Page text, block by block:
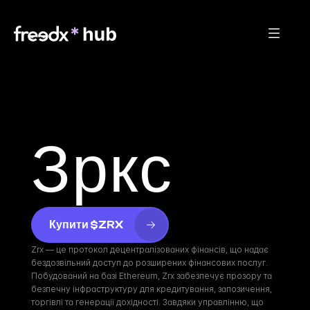
Зркс
Купити $ZRX
Zrx — це протокол децентралізованих фінансів, що надає
бездозвільний доступ до розширених фінансових послуг.
Побудований на базі Ethereum, Zrx забезпечує прозору та
безпечну інфраструктуру для кредитування, запозичення,
торгівлі та генерації дохідності. Завдяки управлінню, що